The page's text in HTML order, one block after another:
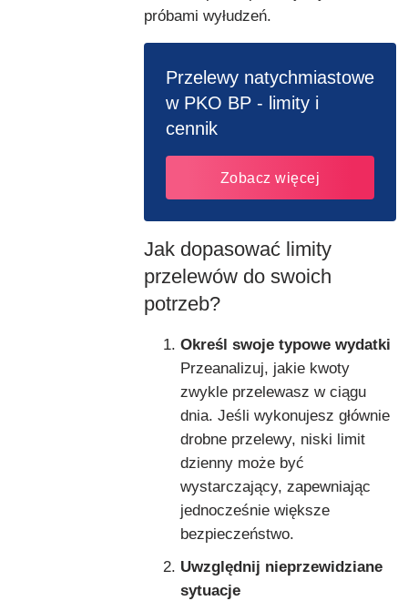
próbami wyłudzeń.
Przelewy natychmiastowe
w PKO BP - limity i
cennik
Zobacz więcej
Jak dopasować limity
przelewów do swoich
potrzeb?
Określ swoje typowe wydatki
Przeanalizuj, jakie kwoty
zwykle przelewasz w ciągu
dnia. Jeśli wykonujesz głównie
drobne przelewy, niski limit
dzienny może być
wystarczający, zapewniając
jednocześnie większe
bezpieczeństwo.
Uwzględnij nieprzewidziane
sytuacje